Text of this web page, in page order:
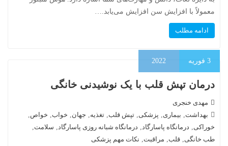
معمولاً با افزایش سن افزایش می‌یابد.…
ادامه مطلب
3 فوریه 2022
درمان تپش قلب با یک نوشیدنی خانگی
مهدی خنجری
بهداشت, بیماری, پزشکی, تپش قلب, تغذیه, جهان, خواب, خواص,
خوراکی, درمانگاه پاسارگاد, درمانگاه شبانه روزی پاسارگاد, سلامت,
طب خانگی, قلب, مراقبت, نکات مهم پزشکی